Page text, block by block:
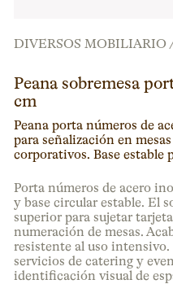
DIVERSOS MOBILIARIO
Peana sobremesa
cm
Peana porta números de
para señalización en
corporativos. Base estable
Porta números de acero
y base circular estable. El
superior para sujetar
numeración de mesas.
resistente al uso intensivo.
servicios de catering y
identificación visual de